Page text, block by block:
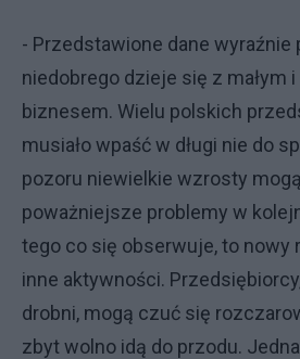
- Przedstawione dane wyraźnie
niedobrego dzieje się z małym
biznesem. Wielu polskich
musiało wpaść w długi nie do
pozoru niewielkie wzrosty
poważniejsze problemy w
tego co się obserwuje, to nowy
inne aktywności.
drobni, mogą czuć się
zbyt wolno idą do przodu.